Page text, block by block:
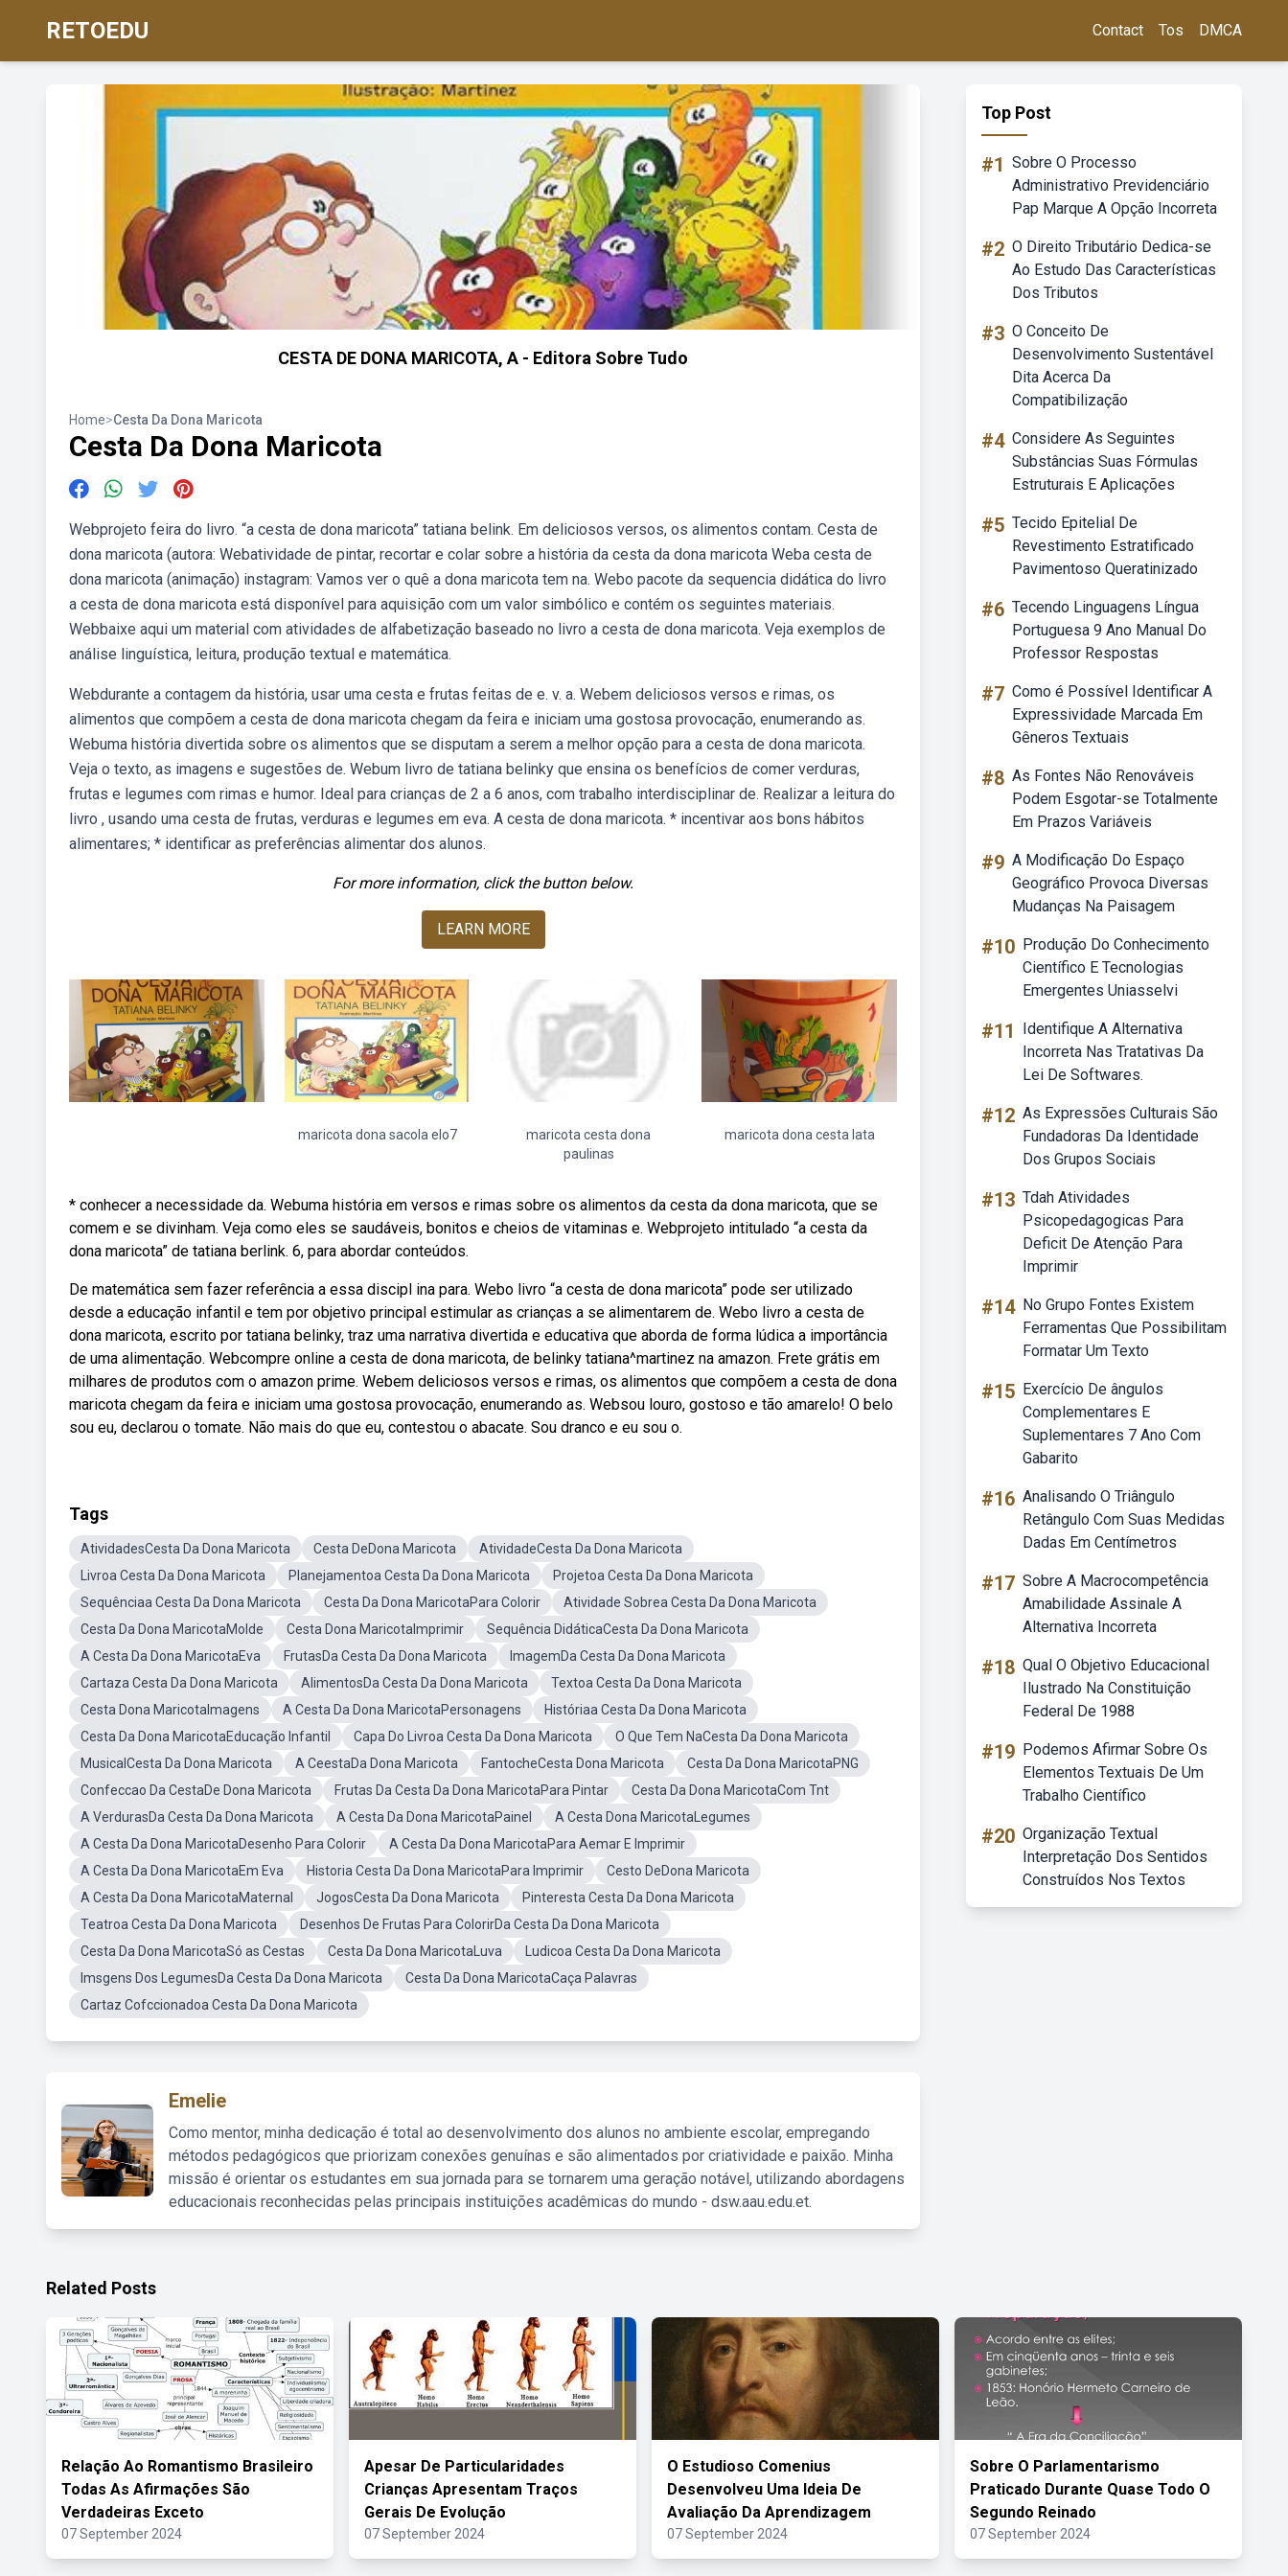
RETOEDU Contact Tos DMCA
CESTA DE DONA MARICOTA, A - Editora Sobre Tudo
Home>Cesta Da Dona Maricota
Cesta Da Dona Maricota
Webprojeto feira do livro. “a cesta de dona maricota” tatiana belink. Em deliciosos versos, os alimentos contam. Cesta de
dona maricota (autora: Webatividade de pintar, recortar e colar sobre a história da cesta da dona maricota Weba cesta de
dona maricota (animação) instagram: Vamos ver o quê a dona maricota tem na. Webo pacote da sequencia didática do livro
a cesta de dona maricota está disponível para aquisição com um valor simbólico e contém os seguintes materiais.
Webbaixe aqui um material com atividades de alfabetização baseado no livro a cesta de dona maricota. Veja exemplos de
análise linguística, leitura, produção textual e matemática.
Webdurante a contagem da história, usar uma cesta e frutas feitas de e. v. a. Webem deliciosos versos e rimas, os
alimentos que compõem a cesta de dona maricota chegam da feira e iniciam uma gostosa provocação, enumerando as.
Webuma história divertida sobre os alimentos que se disputam a serem a melhor opção para a cesta de dona maricota.
Veja o texto, as imagens e sugestões de. Webum livro de tatiana belinky que ensina os benefícios de comer verduras,
frutas e legumes com rimas e humor. Ideal para crianças de 2 a 6 anos, com trabalho interdisciplinar de. Realizar a leitura do
livro , usando uma cesta de frutas, verduras e legumes em eva. A cesta de dona maricota. * incentivar aos bons hábitos
alimentares; * identificar as preferências alimentar dos alunos.
For more information, click the button below.
LEARN MORE
maricota dona sacola elo7
maricota cesta dona
paulinas
maricota dona cesta lata
* conhecer a necessidade da. Webuma história em versos e rimas sobre os alimentos da cesta da dona maricota, que se
comem e se divinham. Veja como eles se saudáveis, bonitos e cheios de vitaminas e. Webprojeto intitulado “a cesta da
dona maricota” de tatiana berlink. 6, para abordar conteúdos.
De matemática sem fazer referência a essa discipl ina para. Webo livro “a cesta de dona maricota” pode ser utilizado
desde a educação infantil e tem por objetivo principal estimular as crianças a se alimentarem de. Webo livro a cesta de
dona maricota, escrito por tatiana belinky, traz uma narrativa divertida e educativa que aborda de forma lúdica a importância
de uma alimentação. Webcompre online a cesta de dona maricota, de belinky tatiana^martinez na amazon. Frete grátis em
milhares de produtos com o amazon prime. Webem deliciosos versos e rimas, os alimentos que compõem a cesta de dona
maricota chegam da feira e iniciam uma gostosa provocação, enumerando as. Websou louro, gostoso e tão amarelo! O belo
sou eu, declarou o tomate. Não mais do que eu, contestou o abacate. Sou dranco e eu sou o.
Tags
AtividadesCesta Da Dona Maricota Cesta DeDona Maricota
AtividadeCesta Da Dona Maricota
Livroa Cesta Da Dona Maricota
Planejamentoa Cesta Da Dona Maricota
Projetoa Cesta Da Dona Maricota
Sequênciaa Cesta Da Dona Maricota
Cesta Da Dona MaricotaPara Colorir
Atividade Sobrea Cesta Da Dona Maricota
Cesta Da Dona MaricotaMolde
Cesta Dona MaricotaImprimir
Sequência DidáticaCesta Da Dona Maricota
A Cesta Da Dona MaricotaEva
FrutasDa Cesta Da Dona Maricota
ImagemDa Cesta Da Dona Maricota
Cartaza Cesta Da Dona Maricota
AlimentosDa Cesta Da Dona Maricota
Textoa Cesta Da Dona Maricota
Cesta Dona MaricotaImagens
A Cesta Da Dona MaricotaPersonagens
Históriaa Cesta Da Dona Maricota
Cesta Da Dona MaricotaEducação Infantil
Capa Do Livroa Cesta Da Dona Maricota
O Que Tem NaCesta Da Dona Maricota
MusicalCesta Da Dona Maricota
A CeestaDa Dona Maricota FantocheCesta Dona Maricota
Cesta Da Dona MaricotaPNG
Confeccao Da CestaDe Dona Maricota
Frutas Da Cesta Da Dona MaricotaPara Pintar
Cesta Da Dona MaricotaCom Tnt
A VerdurasDa Cesta Da Dona Maricota
A Cesta Da Dona MaricotaPainel
A Cesta Dona MaricotaLegumes
A Cesta Da Dona MaricotaDesenho Para Colorir
A Cesta Da Dona MaricotaPara Aemar E Imprimir
A Cesta Da Dona MaricotaEm Eva
Historia Cesta Da Dona MaricotaPara Imprimir
Cesto DeDona Maricota
A Cesta Da Dona MaricotaMaternal
JogosCesta Da Dona Maricota
Pinteresta Cesta Da Dona Maricota
Teatroa Cesta Da Dona Maricota
Desenhos De Frutas Para ColorirDa Cesta Da Dona Maricota
Cesta Da Dona MaricotaSó as Cestas
Cesta Da Dona MaricotaLuva
Ludicoa Cesta Da Dona Maricota
Imsgens Dos LegumesDa Cesta Da Dona Maricota
Cesta Da Dona MaricotaCaça Palavras
Cartaz Cofccionadoa Cesta Da Dona Maricota
Emelie
Como mentor, minha dedicação é total ao desenvolvimento dos alunos no ambiente escolar, empregando
métodos pedagógicos que priorizam conexões genuínas e são alimentados por criatividade e paixão. Minha
missão é orientar os estudantes em sua jornada para se tornarem uma geração notável, utilizando abordagens
educacionais reconhecidas pelas principais instituições acadêmicas do mundo - dsw.aau.edu.et.
Top Post
#1 Sobre O Processo
Administrativo Previdenciário
Pap Marque A Opção Incorreta
#2 O Direito Tributário Dedica-se
Ao Estudo Das Características
Dos Tributos
#3 O Conceito De
Desenvolvimento Sustentável
Dita Acerca Da
Compatibilização
#4 Considere As Seguintes
Substâncias Suas Fórmulas
Estruturais E Aplicações
#5 Tecido Epitelial De
Revestimento Estratificado
Pavimentoso Queratinizado
#6 Tecendo Linguagens Língua
Portuguesa 9 Ano Manual Do
Professor Respostas
#7 Como é Possível Identificar A
Expressividade Marcada Em
Gêneros Textuais
#8 As Fontes Não Renováveis
Podem Esgotar-se Totalmente
Em Prazos Variáveis
#9 A Modificação Do Espaço
Geográfico Provoca Diversas
Mudanças Na Paisagem
#10 Produção Do Conhecimento
Científico E Tecnologias
Emergentes Uniasselvi
#11
Identifique A Alternativa
Incorreta Nas Tratativas Da
Lei De Softwares.
#12 As Expressões Culturais São
Fundadoras Da Identidade
Dos Grupos Sociais
#13 Tdah Atividades
Psicopedagogicas Para
Deficit De Atenção Para
Imprimir
#14 No Grupo Fontes Existem
Ferramentas Que Possibilitam
Formatar Um Texto
#15 Exercício De ângulos
Complementares E
Suplementares 7 Ano Com
Gabarito
#16 Analisando O Triângulo
Retângulo Com Suas Medidas
Dadas Em Centímetros
#17 Sobre A Macrocompetência
Amabilidade Assinale A
Alternativa Incorreta
#18 Qual O Objetivo Educacional
Ilustrado Na Constituição
Federal De 1988
#19 Podemos Afirmar Sobre Os
Elementos Textuais De Um
Trabalho Científico
#20 Organização Textual
Interpretação Dos Sentidos
Construídos Nos Textos
Related Posts
Relação Ao Romantismo Brasileiro
Todas As Afirmações São
Verdadeiras Exceto
07 September 2024
Apesar De Particularidades
Crianças Apresentam Traços
Gerais De Evolução
07 September 2024
O Estudioso Comenius
Desenvolveu Uma Ideia De
Avaliação Da Aprendizagem
07 September 2024
Sobre O Parlamentarismo
Praticado Durante Quase Todo O
Segundo Reinado
07 September 2024